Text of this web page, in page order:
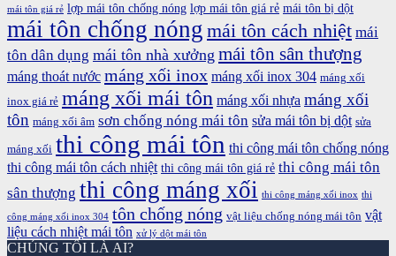
mái tôn giá rẻ lợp mái tôn chống nóng lợp mái tôn giá rẻ mái tôn bị dột
mái tôn chống nóng mái tôn cách nhiệt mái
tôn dân dụng mái tôn nhà xưởng mái tôn sân thượng
máng thoát nước máng xối inox máng xối inox 304 máng xối
inox giá rẻ máng xối mái tôn máng xối nhựa máng xối
tôn máng xối âm sơn chống nóng mái tôn sửa mái tôn bị dột sửa
máng xối thi công mái tôn thi công mái tôn chống nóng
thi công mái tôn cách nhiệt thi công mái tôn giá rẻ thi công mái tôn
sân thượng thi công máng xối thi công máng xối inox thi
công máng xối inox 304 tôn chống nóng vật liệu chống nóng mái tôn vật
liệu cách nhiệt mái tôn xử lý dột mái tôn
CHÚNG TÔI LÀ AI?